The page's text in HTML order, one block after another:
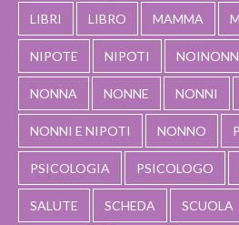
LIBRI LIBRO MAMMA
NIPOTE NIPOTI
NONNA NONNE NONNI
NONNI E NIPOTI NONNO
PSICOLOGIA PSICOLOGO
SALUTE SCHEDA SCUOLA